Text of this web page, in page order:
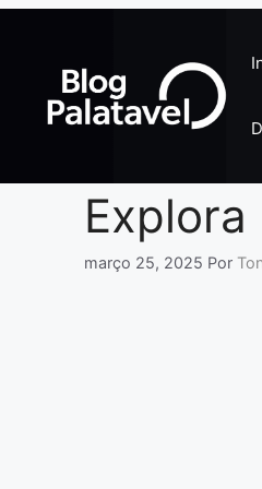
conteúdo
março 25, 2025 Por